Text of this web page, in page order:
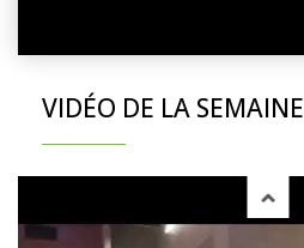
VIDÉO DE LA SEMAINE